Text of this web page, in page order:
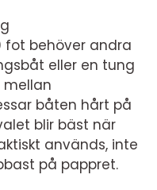
fot behöver andra
eller en tung
mellan
båten hårt på
blir bäst när
används, inte
på pappret.